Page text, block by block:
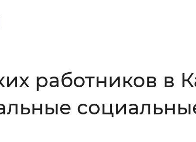
Увеличенный
монохромный Синий фон
работников в